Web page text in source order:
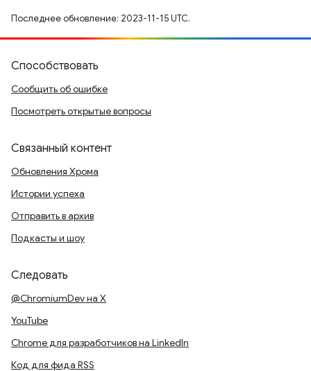
Последнее обновление: 2023-11-15 UTC.
Способствовать
Сообщить об ошибке
Посмотреть открытые вопросы
Связанный контент
Обновления Хрома
Истории успеха
Отправить в архив
Подкасты и шоу
Следовать
@ChromiumDev на X
YouTube
Chrome для разработчиков на LinkedIn
Код для фида RSS